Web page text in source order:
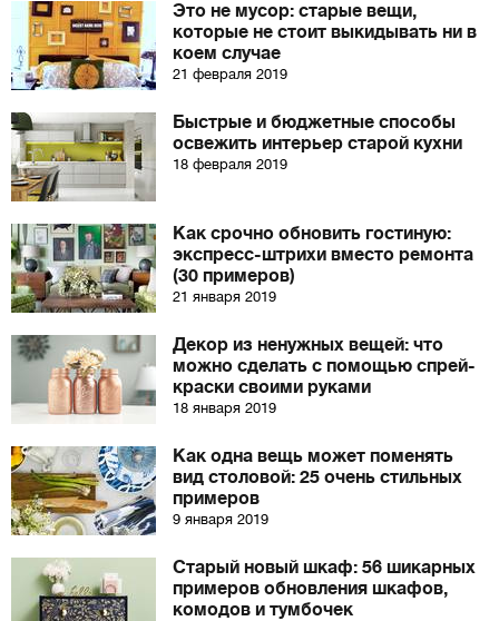
Это не мусор: старые вещи,
которые не стоит выкидывать ни в
коем случае
21 февраля 2019
Быстрые и бюджетные способы
освежить интерьер старой кухни
18 февраля 2019
Как срочно обновить гостиную:
экспресс-штрихи вместо ремонта
(30 примеров)
21 января 2019
Декор из ненужных вещей: что
можно сделать с помощью спрей-
краски своими руками
18 января 2019
Как одна вещь может поменять
вид столовой: 25 очень стильных
примеров
9 января 2019
Старый новый шкаф: 56 шикарных
примеров обновления шкафов,
комодов и тумбочек